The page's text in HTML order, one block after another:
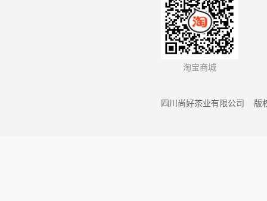
淘宝商城
四川尚好茶业有限公司